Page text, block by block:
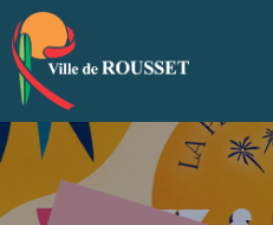
VOTRE
MAIRIE
VIVRE